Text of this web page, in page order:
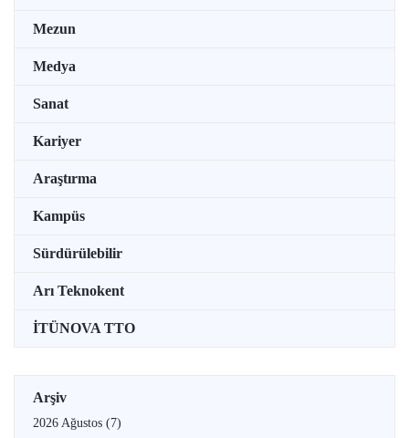
Mezun
Medya
Sanat
Kariyer
Araştırma
Kampüs
Sürdürülebilir
Arı Teknokent
İTÜNOVA TTO
Arşiv
2026 Ağustos (7)